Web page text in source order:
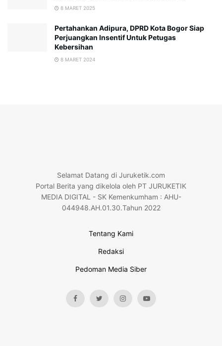
8 MARET 2025
Pertahankan Adipura, DPRD Kota Bogor Siap
Perjuangkan Insentif Untuk Petugas
Kebersihan
8 MARET 2024
Selamat Datang di Juruketik.com
Portal Berita yang dikelola oleh PT JURUKETIK
MEDIA DIGITAL - SK Kemenkumham : AHU-
044948.AH.01.30.Tahun 2022
Tentang Kami
Redaksi
Pedoman Media Siber